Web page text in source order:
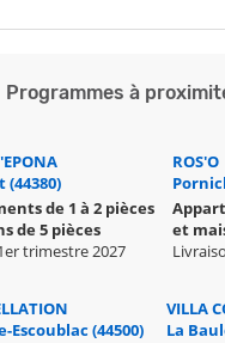
Programmes à
de 1 à 2 pièces
de 5 pièces
trimestre 2027
ROS'O
et
Escoublac (44500)
VILLA
La